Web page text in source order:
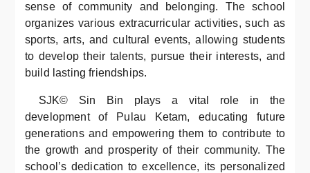
sense of community and belonging. The school
organizes various extracurricular activities, such as
sports, arts, and cultural events, allowing students
to develop their talents, pursue their interests, and
build lasting friendships.
SJK© Sin Bin plays a vital role in the
development of Pulau Ketam, educating future
generations and empowering them to contribute to
the growth and prosperity of their community. The
school’s dedication to excellence, its personalized